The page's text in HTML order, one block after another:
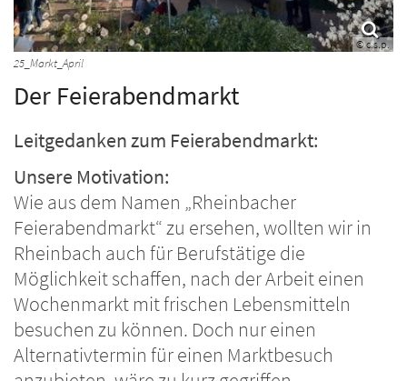
© c.s.p.
25_Markt_April
Der Feierabendmarkt
Leitgedanken zum Feierabendmarkt:
Unsere Motivation:
Wie aus dem Namen „Rheinbacher
Feierabendmarkt“ zu ersehen, wollten wir in
Rheinbach auch für Berufstätige die
Möglichkeit schaffen, nach der Arbeit einen
Wochenmarkt mit frischen Lebensmitteln
besuchen zu können. Doch nur einen
Alternativtermin für einen Marktbesuch